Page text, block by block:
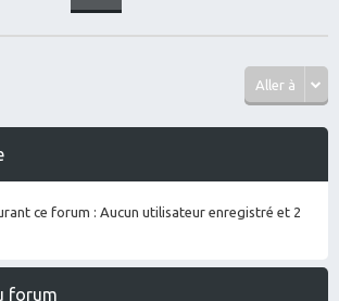
Aller à
ce forum : Aucun utilisateur enregistré et 2
forum